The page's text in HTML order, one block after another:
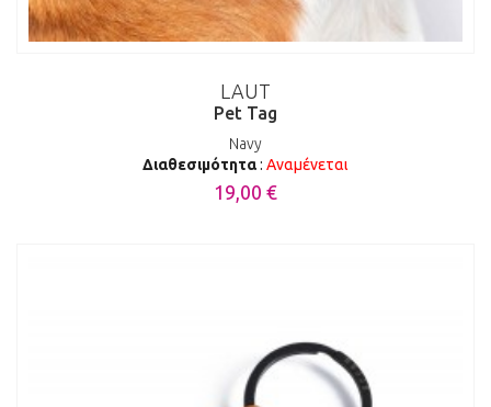
LAUT
Pet Tag
Navy
Διαθεσιμότητα: Αναμένεται
19,00 €